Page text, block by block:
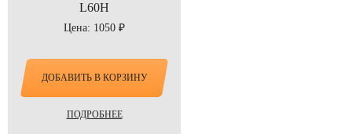
L60H
Цена: 1050 ₽
ДОБАВИТЬ В КОРЗИНУ
ПОДРОБНЕЕ